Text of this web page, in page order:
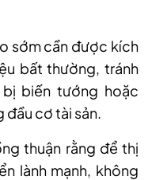
sớm cần được kích
bất thường, tránh
biến tướng hoặc
cơ tài sản.
thuận rằng để thị
lành mạnh, không